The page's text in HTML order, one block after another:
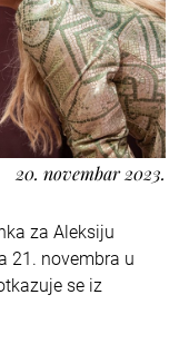
20. novembar 2023.
za Aleksiju
21. novembra u
se iz